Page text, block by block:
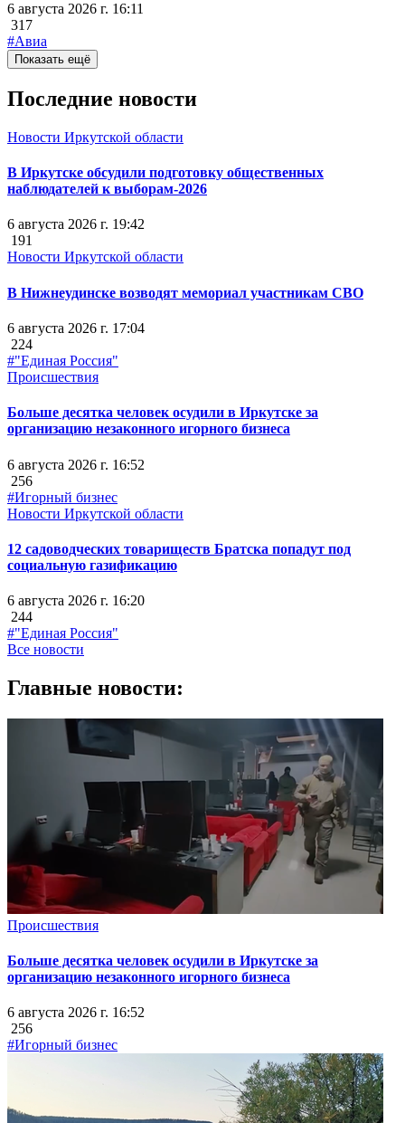
6 августа 2026 г. 16:11
317
#Авиа
Показать ещё
Последние новости
Новости Иркутской области
В Иркутске обсудили подготовку общественных
наблюдателей к выборам-2026
6 августа 2026 г. 19:42
191
Новости Иркутской области
В Нижнеудинске возводят мемориал участникам СВО
6 августа 2026 г. 17:04
224
#"Единая Россия"
Происшествия
Больше десятка человек осудили в Иркутске за
организацию незаконного игорного бизнеса
6 августа 2026 г. 16:52
256
#Игорный бизнес
Новости Иркутской области
12 садоводческих товариществ Братска попадут под
социальную газификацию
6 августа 2026 г. 16:20
244
#"Единая Россия"
Все новости
Главные новости:
Происшествия
Больше десятка человек осудили в Иркутске за
организацию незаконного игорного бизнеса
6 августа 2026 г. 16:52
256
#Игорный бизнес